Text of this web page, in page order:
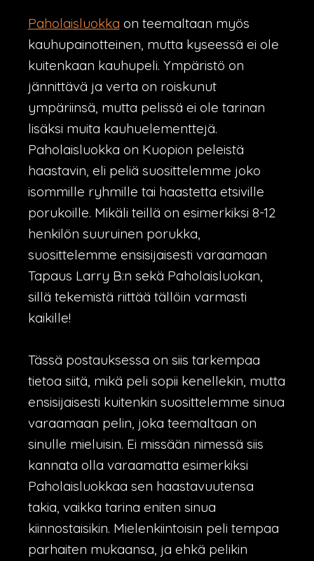
Paholaisluokka on teemaltaan myös
kauhupainotteinen, mutta kyseessä ei ole
kuitenkaan kauhupeli. Ympäristö on
jännittävä ja verta on roiskunut
ympäriinsä, mutta pelissä ei ole tarinan
lisäksi muita kauhuelementtejä.
Paholaisluokka on Kuopion peleistä
haastavin, eli peliä suosittelemme joko
isommille ryhmille tai haastetta etsiville
porukoille. Mikäli teillä on esimerkiksi 8-12
henkilön suuruinen porukka,
suosittelemme ensisijaisesti varaamaan
Tapaus Larry B:n sekä Paholaisluokan,
sillä tekemistä riittää tällöin varmasti
kaikille!
Tässä postauksessa on siis tarkempaa
tietoa siitä, mikä peli sopii kenellekin, mutta
ensisijaisesti kuitenkin suosittelemme sinua
varaamaan pelin, joka teemaltaan on
sinulle mieluisin. Ei missään nimessä siis
kannata olla varaamatta esimerkiksi
Paholaisluokkaa sen haastavuutensa
takia, vaikka tarina eniten sinua
kiinnostaisikin. Mielenkiintoisin peli tempaa
parhaiten mukaansa, ja ehkä pelikin